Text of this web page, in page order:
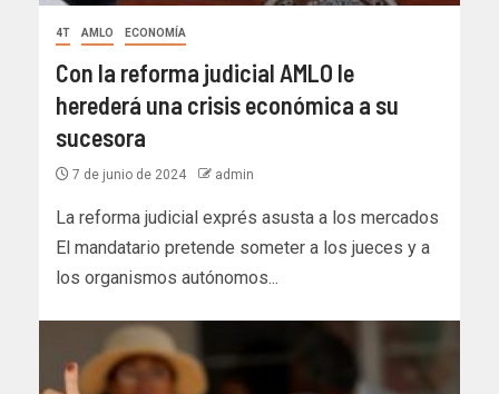
4T AMLO ECONOMÍA
Con la reforma judicial AMLO le
herederá una crisis económica a su
sucesora
7 de junio de 2024 admin
La reforma judicial exprés asusta a los mercados
El mandatario pretende someter a los jueces y a
los organismos autónomos...